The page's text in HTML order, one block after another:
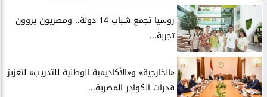
روسيا تجمع شباب 14 دولة.. ومصريون يروون
تجربة...
​«الخارجية» و«الأكاديمية الوطنية للتدريب» لتعزيز
قدرات الكوادر المصرية...